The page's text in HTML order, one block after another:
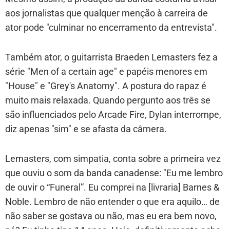
aos jornalistas que qualquer menção à carreira de
ator pode "culminar no encerramento da entrevista".
Também ator, o guitarrista Braeden Lemasters fez a
série "Men of a certain age" e papéis menores em
"House" e "Grey's Anatomy". A postura do rapaz é
muito mais relaxada. Quando pergunto aos três se
são influenciados pelo Arcade Fire, Dylan interrompe,
diz apenas "sim" e se afasta da câmera.
Lemasters, com simpatia, conta sobre a primeira vez
que ouviu o som da banda canadense: "Eu me lembro
de ouvir o “Funeral”. Eu comprei na [livraria] Barnes &
Noble. Lembro de não entender o que era aquilo… de
não saber se gostava ou não, mas eu era bem novo,